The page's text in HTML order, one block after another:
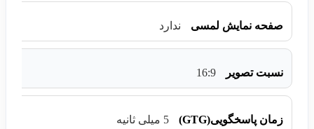
صفحه نمایش لمسی ندارد
نسبت تصویر 16:9
زمان پاسخگویی(GTG) 5 میلی ثانیه